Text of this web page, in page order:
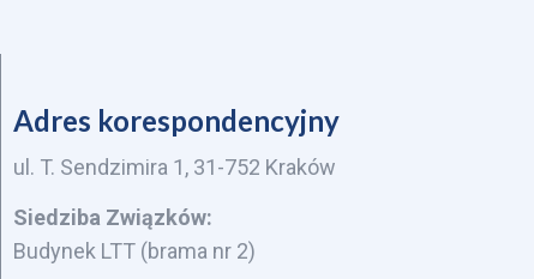
Adres korespondencyjny
ul. T. Sendzimira 1, 31-752 Kraków
Siedziba Związków:
Budynek LTT (brama nr 2)